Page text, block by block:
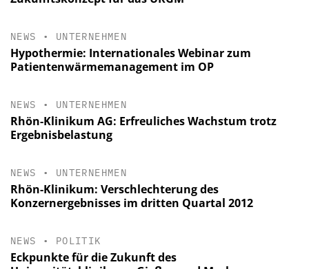
NEWS • UNTERNEHMEN
Hypothermie: Internationales Webinar zum
Patientenwärmemanagement im OP
NEWS • UNTERNEHMEN
Rhön-Klinikum AG: Erfreuliches Wachstum trotz
Ergebnisbelastung
NEWS • UNTERNEHMEN
Rhön-Klinikum: Verschlechterung des
Konzernergebnisses im dritten Quartal 2012
NEWS • POLITIK
Eckpunkte für die Zukunft des